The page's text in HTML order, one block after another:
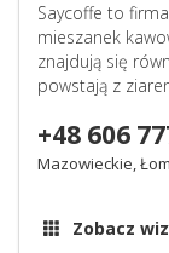
Saycoffe to
mieszanek
znajdują się
powstają z
+48 606
Mazowieckie,
Zobacz